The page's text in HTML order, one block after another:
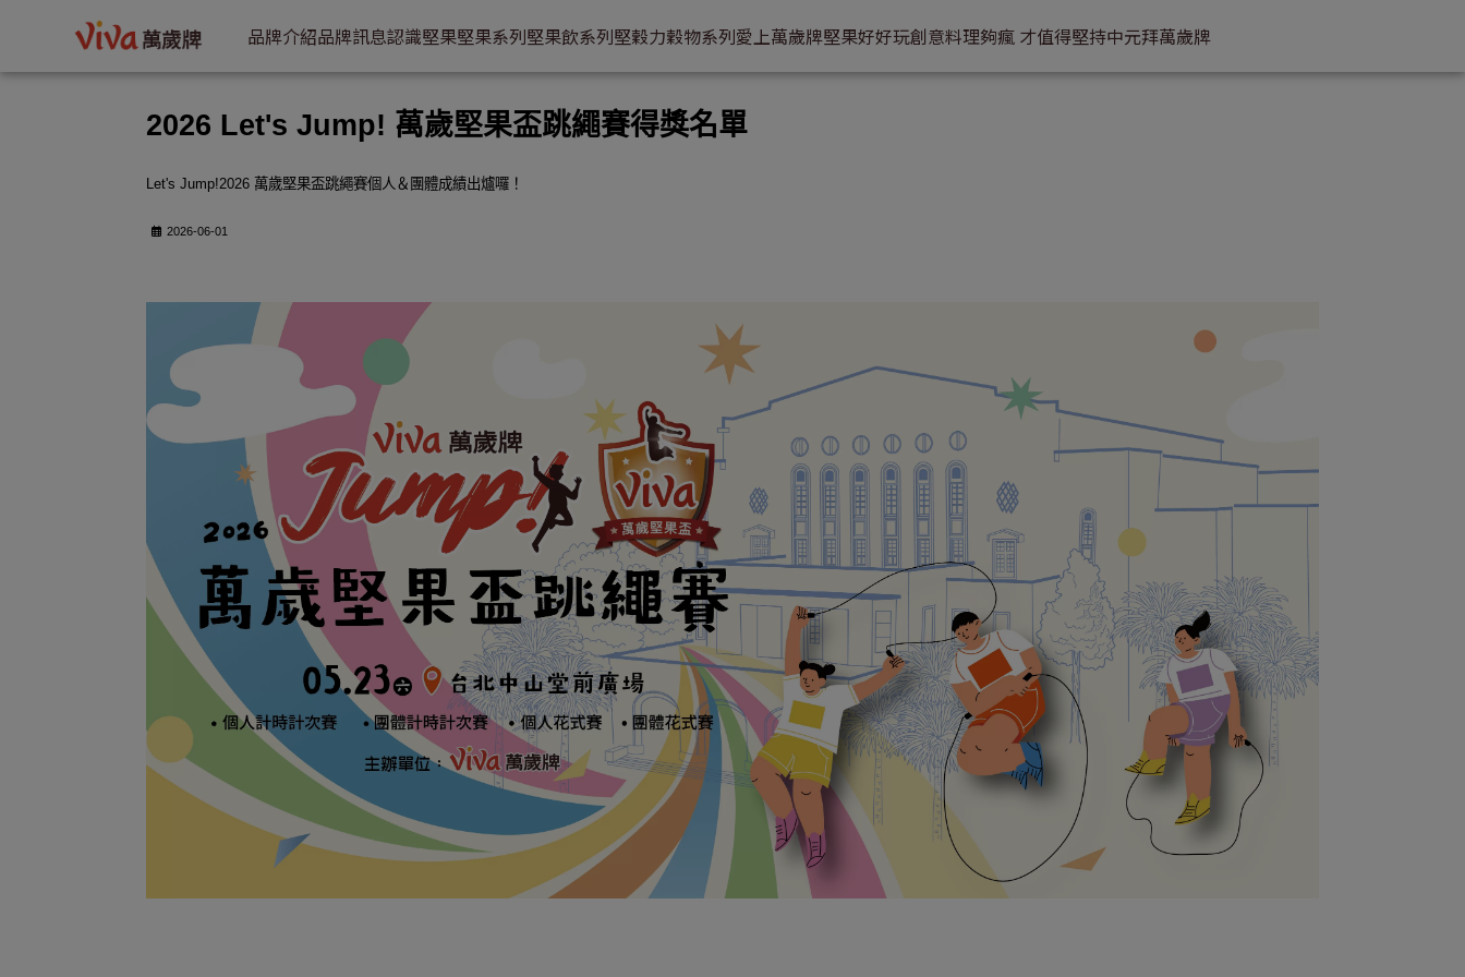
品牌介紹品牌訊息認識堅果堅果系列堅果飲系列堅穀力穀物系列愛上萬歲牌堅果好好玩創意料理夠瘋 才值得堅持中元拜萬歲牌
2026 Let's Jump! 萬歲堅果盃跳繩賽得獎名單
Let's Jump!2026 萬歲堅果盃跳繩賽個人＆團體成績出爐囉！
2026-06-01